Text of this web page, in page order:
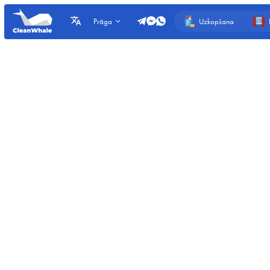
Prāga Uzkopšana